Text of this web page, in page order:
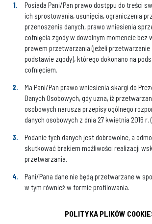
Posiada Pani/Pan prawo dostępu do treści
ich sprostowania, usunięcia, ograniczenia
przenoszenia danych, prawo wniesienia
cofnięcia zgody w dowolnym momencie bez
prawem przetwarzania (jeżeli przetwarzanie
podstawie zgody), którego dokonano na
cofnięciem.
Ma Pani/Pan prawo wniesienia skargi do
Danych Osobowych, gdy uzna, iż
osobowych narusza przepisy ogólnego
danych osobowych z dnia 27 kwietnia 2016 r.
Podanie tych danych jest dobrowolne, a
skutkować brakiem możliwości realizacji
przetwarzania.
Pani/Pana dane nie będą przetwarzane w
w tym również w formie profilowania.
POLITYKA PLIKÓW